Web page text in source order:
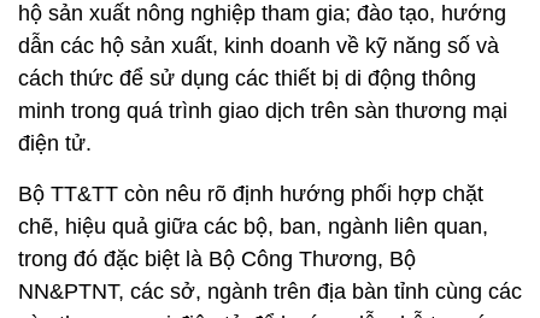
hộ sản xuất nông nghiệp tham gia; đào tạo, hướng
dẫn các hộ sản xuất, kinh doanh về kỹ năng số và
cách thức để sử dụng các thiết bị di động thông
minh trong quá trình giao dịch trên sàn thương mại
điện tử.
Bộ TT&TT còn nêu rõ định hướng phối hợp chặt
chẽ, hiệu quả giữa các bộ, ban, ngành liên quan,
trong đó đặc biệt là Bộ Công Thương, Bộ
NN&PTNT, các sở, ngành trên địa bàn tỉnh cùng các